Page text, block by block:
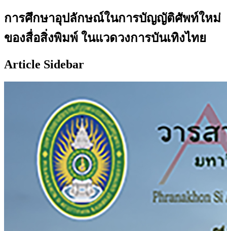
การศึกษาอุปลักษณ์ในการบัญญัติศัพท์ใหม่
ของสื่อสิ่งพิมพ์ ในแวดวงการบันเทิงไทย
Article Sidebar